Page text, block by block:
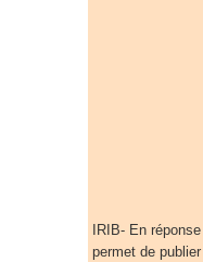
IRIB- En
permet de